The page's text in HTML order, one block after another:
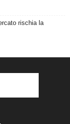
rischia la